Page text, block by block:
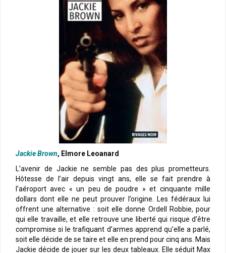
Jackie Brown, Elmore Leoanard
L’avenir de Jackie ne semble pas des plus prometteurs.
Hôtesse de l’air depuis vingt ans, elle se fait prendre à
l’aéroport avec « un peu de poudre » et cinquante mille
dollars dont elle ne peut prouver l’origine. Les fédéraux lui
offrent une alternative : soit elle donne Ordell Robbie, pour
qui elle travaille, et elle retrouve une liberté qui risque d’être
compromise si le trafiquant d’armes apprend qu’elle a parlé,
soit elle décide de se taire et elle en prend pour cinq ans. Mais
Jackie décide de jouer sur les deux tableaux. Elle séduit Max